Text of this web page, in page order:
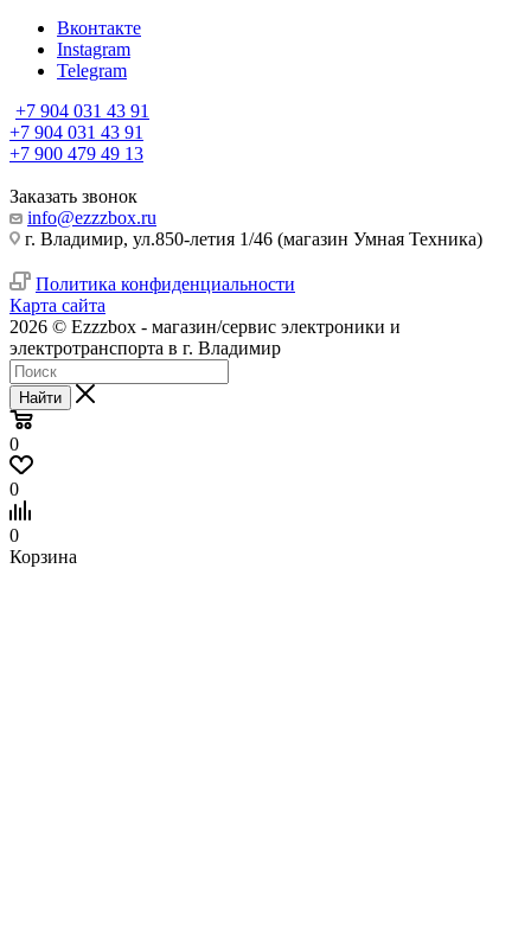
Вконтакте
Instagram
Telegram
+7 904 031 43 91
+7 904 031 43 91
+7 900 479 49 13
Заказать звонок
info@ezzzbox.ru
г. Владимир, ул.850-летия 1/46 (магазин Умная Техника)
Политика конфиденциальности
Карта сайта
2026 © Ezzzbox - магазин/сервис электроники и
электротранспорта в г. Владимир
Найти
0
0
0
Корзина